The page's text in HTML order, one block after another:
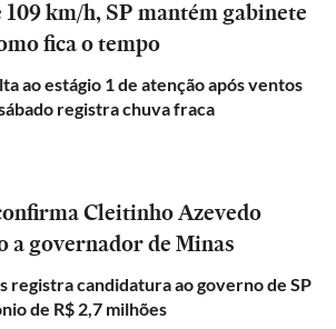
km/h, SP mantém gabinete
fica o tempo
ao estágio 1 de atenção após ventos
registra chuva fraca
Cleitinho Azevedo
a governador de Minas
registra candidatura ao governo de SP
de R$ 2,7 milhões